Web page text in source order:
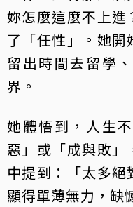
妳怎麼這麼不上進
了「任性」。她
留出時間去留學
界。
她體悟到，人生
惡」或「成與敗
中提到：「太多
顯得單薄無力，缺